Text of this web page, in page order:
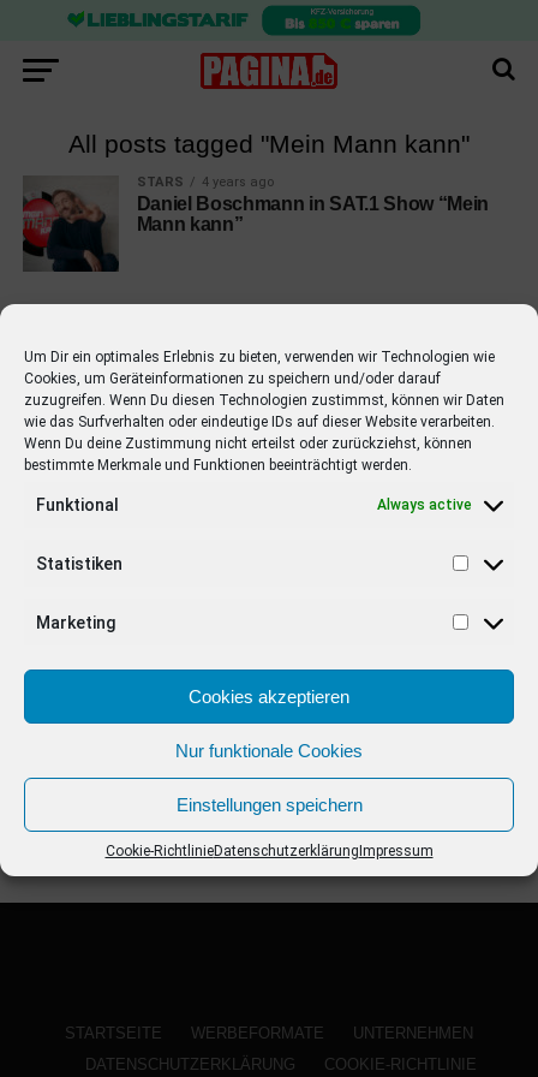
Um Dir ein optimales Erlebnis zu bieten, verwenden wir Technologien wie
Cookies, um Geräteinformationen zu speichern und/oder darauf
zuzugreifen. Wenn Du diesen Technologien zustimmst, können wir Daten
wie das Surfverhalten oder eindeutige IDs auf dieser Website verarbeiten.
Wenn Du deine Zustimmung nicht erteilst oder zurückziehst, können
bestimmte Merkmale und Funktionen beeinträchtigt werden.
Funktional Always active
Statistiken
Marketing
Cookies akzeptieren
Nur funktionale Cookies
Einstellungen speichern
Cookie-RichtlinieDatenschutzerklärung Impressum
All posts tagged "Mein Mann kann"
STARS 4 years ago
Daniel Boschmann in SAT.1 Show “Mein
Mann kann”
EMPFOHLEN
STARS 4 years ago
Barbara Schöneberger Moderatorin
von “Verstehen Sie Spaß?”
STARTSEITE WERBEFORMATE
UNTERNEHMEN
DATENSCHUTZERKLÄRUNG
COOKIE-RICHTLINIE